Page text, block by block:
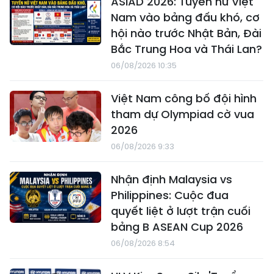
Nam vào bảng đấu khó, cơ
hội nào trước Nhật Bản, Đài
Bắc Trung Hoa và Thái Lan?
06/08/2026 10:35
Việt Nam công bố đội hình
tham dự Olympiad cờ vua
2026
06/08/2026 9:33
Nhận định Malaysia vs
Philippines: Cuộc đua
quyết liệt ở lượt trận cuối
bảng B ASEAN Cup 2026
06/08/2026 8:54